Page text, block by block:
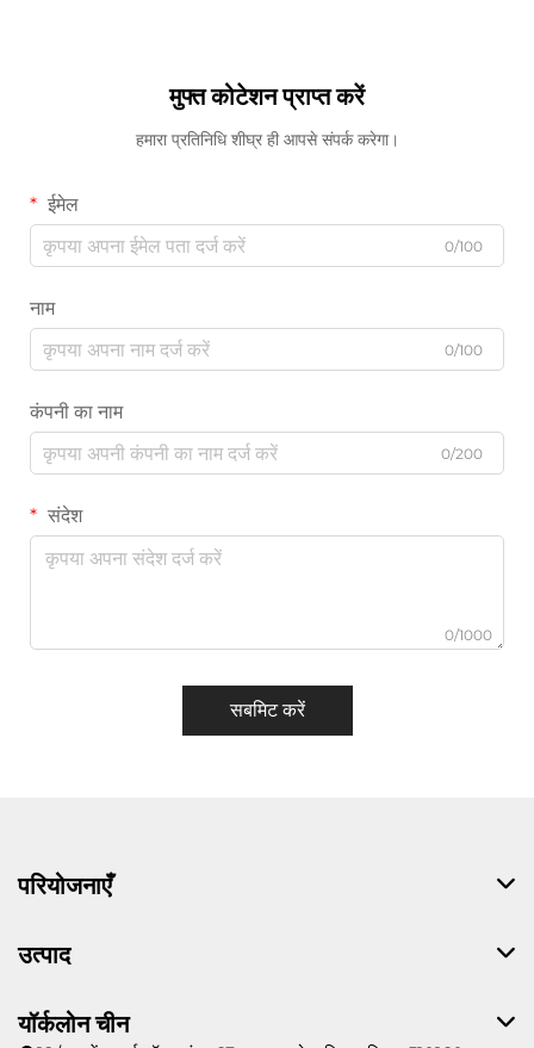
मुफ्त कोटेशन प्राप्त करें
हमारा प्रतिनिधि शीघ्र ही आपसे संपर्क करेगा।
ईमेल
0/100
नाम
0/100
कंपनी का नाम
0/200
संदेश
0/1000
सबमिट करें
परियोजनाएँ
उत्पाद
यॉर्कलोन चीन